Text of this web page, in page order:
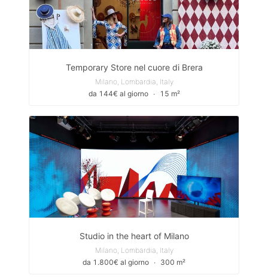
Temporary Store nel cuore di Brera
Milano, Lombardia, Italy
da 144€ al giorno
∙ 15 m²
Studio in the heart of Milano
Milano, Lombardia, Italy
da 1.800€ al giorno ∙ 300 m²